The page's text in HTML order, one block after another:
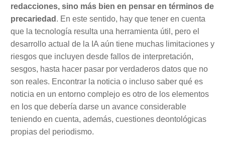
redacciones, sino más bien en pensar en términos de
precariedad . En este sentido, hay que tener en cuenta
que la tecnología resulta una herramienta útil, pero el
desarrollo actual de la IA aún tiene muchas limitaciones y
riesgos que incluyen desde fallos de interpretación,
sesgos, hasta hacer pasar por verdaderos datos que no
son reales. Encontrar la noticia o incluso saber qué es
noticia en un entorno complejo es otro de los elementos
en los que debería darse un avance considerable
teniendo en cuenta, además, cuestiones deontológicas
propias del periodismo.